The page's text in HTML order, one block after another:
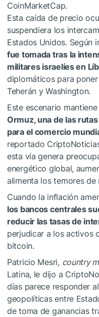
CoinMarketCap.
Esta caída de precio
suspendiera los
Estados Unidos. Según
fue tomada tras la
militares israelíes en
diplomáticos para
Teherán y Washington.
Este escenario
Ormuz, una de las
para el comercio
reportado
esta vía genera
energético global,
alimenta los temores de
Cuando la inflación
los bancos centrales
reducir las tasas de
perjudicar a los activos
bitcoin.
Patricio Mesri, country
Latina, le dijo a
días parece responder
geopolíticas entre
de toma de ganancias